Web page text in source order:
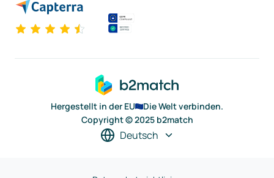
Hergestellt in der EU
Die Welt verbinden.
Copyright © 2025 b2match
Deutsch